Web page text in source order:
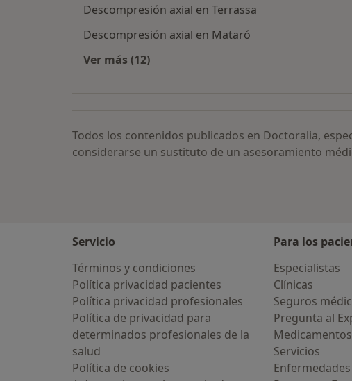
Descompresión axial en Terrassa
Descompresión axial en Mataró
Ver más (12)
Todos los contenidos publicados en Doctoralia,
considerarse un sustituto de un asesoramiento
Servicio
Términos y condiciones
Política privacidad pacientes
Política privacidad profesionales
Política de privacidad para
determinados profesionales de la
salud
Política de cookies
Para los
Especialistas
Clínicas
Seguros
Pregunta al
Medicamentos
Servicios
Enfermedades